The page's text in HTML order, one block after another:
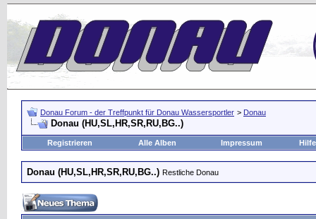
Donau Forum - der Treffpunkt für Donau Wassersportler > Donau
Donau (HU,SL,HR,SR,RU,BG..)
Registrieren Alle Alben Impressum Hilfe
Donau (HU,SL,HR,SR,RU,BG..) Restliche Donau